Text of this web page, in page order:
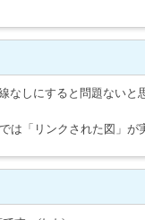
なしにすると問題ないと
は「リンクされた図」が